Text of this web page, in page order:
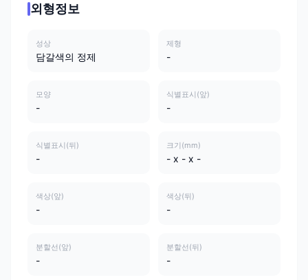
외형정보
성상
담갈색의 정제
제형
-
모양
-
식별표시(앞)
-
식별표시(뒤)
-
크기(mm)
- x - x -
색상(앞)
-
색상(뒤)
-
분할선(앞)
-
분할선(뒤)
-